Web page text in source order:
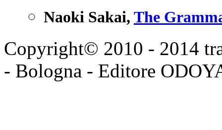
Naoki Sakai, The
Copyright© 2010 - 2014
- Bologna - Editore